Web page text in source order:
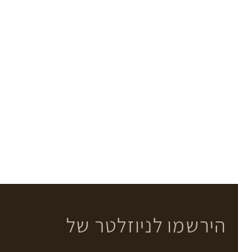
הירשמו לניוזלטר של